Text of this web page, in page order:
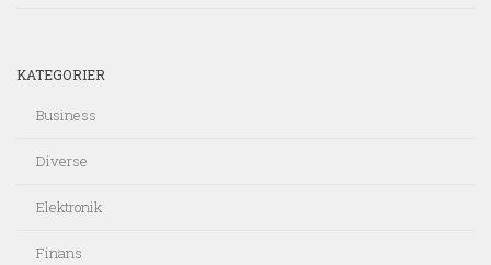
KATEGORIER
Business
Diverse
Elektronik
Finans